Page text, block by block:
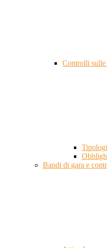
Controlli sulle
Bandi di gara e